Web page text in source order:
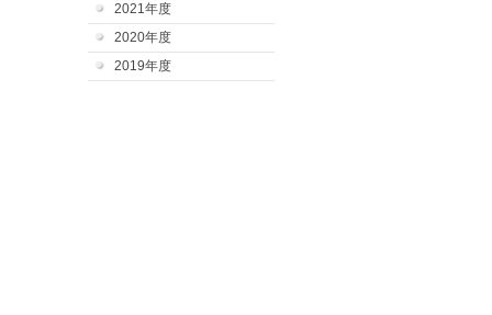
2021年度
2020年度
2019年度